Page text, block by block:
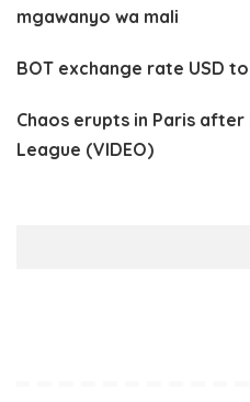
mgawanyo wa mali
BOT exchange rate USD
Chaos erupts in Paris after
League (VIDEO)